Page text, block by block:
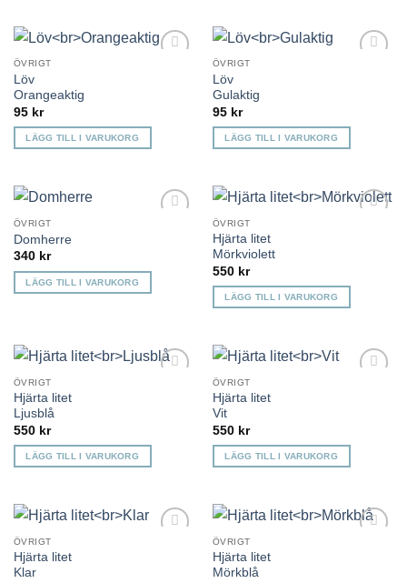
väljas
produktsidan
ÖVRIGT
Löv
Orangeaktig
95 kr
LÄGG TILL I VARUKORG
ÖVRIGT
Löv
Gulaktig
95 kr
LÄGG TILL I VARUKORG
ÖVRIGT
Domherre
340 kr
LÄGG TILL I VARUKORG
ÖVRIGT
Hjärta litet
Mörkviolett
550 kr
LÄGG TILL I VARUKORG
ÖVRIGT
Hjärta litet
Ljusblå
550 kr
LÄGG TILL I VARUKORG
ÖVRIGT
Hjärta litet
Vit
550 kr
LÄGG TILL I VARUKORG
ÖVRIGT
Hjärta litet
Klar
ÖVRIGT
Hjärta litet
Mörkblå